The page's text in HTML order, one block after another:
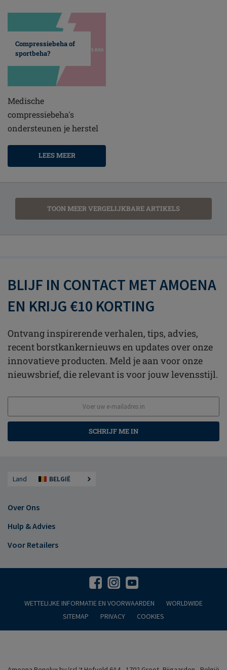
Compressiebeha of
sportbeha?
Medische
compressiebeha's
ondersteunen je herstel
LEES MEER
TOON MEER VERGELIJKBARE ARTIKELS
BLIJF IN CONTACT MET AMOENA
EN KRIJG €10 KORTING
Ontvang inspirerende verhalen, tips, advies,
recent borstkankernieuws en updates over onze
innovatieve producten. Meld je aan voor onze
nieuwsbrief, die relevant is voor jouw levensstijl.
SCHRIJF ME IN
Land BELGIË
Over Ons
Hulp & Advies
Voor Retailers
WETTELIJKE INFORMATIE EN VOORWAARDEN
WORLDWIDE
SITEMAP
PRIVACY COOKIES